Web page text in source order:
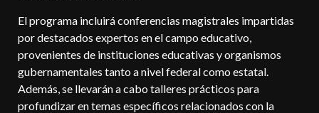
El programa incluirá conferencias magistrales impartidas
por destacados expertos en el campo educativo,
provenientes de instituciones educativas y organismos
gubernamentales tanto a nivel federal como estatal.
Además, se llevarán a cabo talleres prácticos para
profundizar en temas específicos relacionados con la